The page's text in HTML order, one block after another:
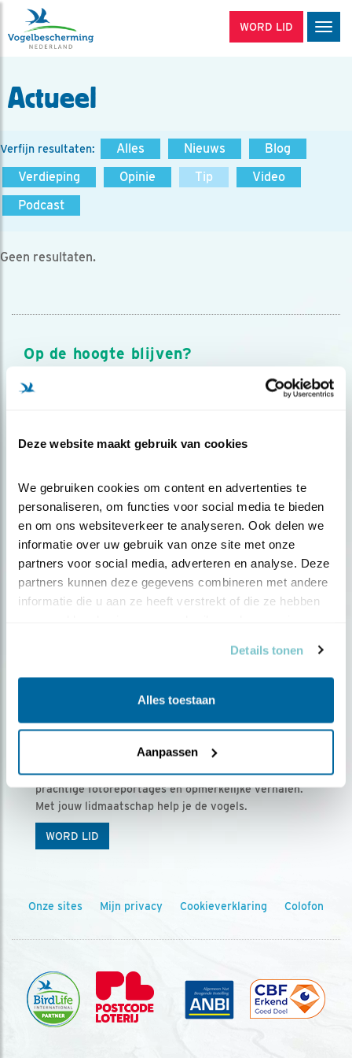
Deze website maakt gebruik van cookies
We gebruiken cookies om content en advertenties te
personaliseren, om functies voor social media te bieden
en om ons websiteverkeer te analyseren. Ook delen we
informatie over uw gebruik van onze site met onze
partners voor social media, adverteren en analyse. Deze
partners kunnen deze gegevens combineren met andere
informatie die u aan ze heeft verstrekt of die ze hebben
Details tonen
Alles toestaan
Aanpassen
WORD LID
Actueel
Verfijn resultaten: Alles Nieuws
Blog
Verdieping
Opinie Tip
Video
Podcast
Geen resultaten.
Op de hoogte blijven?
Meld je aan en ontvang nieuws, inspiratie, acties en tips
over vogels en activiteiten van Vogelbescherming.
Ontvang 5 x Vogels voor € 36,00 per jaar
Vogels is het tijdschrift voor onze leden, met
prachtige fotoreportages en opmerkelijke verhalen.
Met jouw lidmaatschap help je de vogels.
WORD LID
Onze sites Mijn privacy Cookieverklaring Colofon